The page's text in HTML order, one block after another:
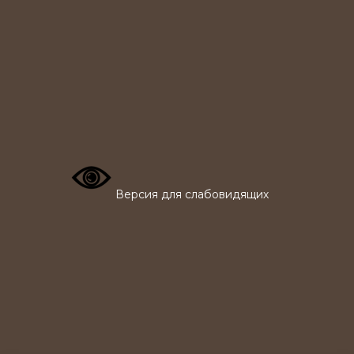
Версия для слабовидящих